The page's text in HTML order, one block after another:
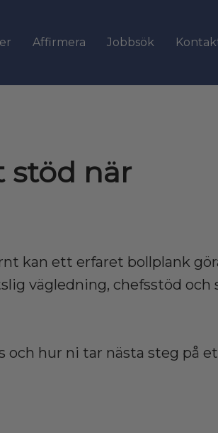
Affirmera Jobbsök
stöd när
kan ett erfaret bollplank
vägledning, chefsstöd
och hur ni tar nästa steg på